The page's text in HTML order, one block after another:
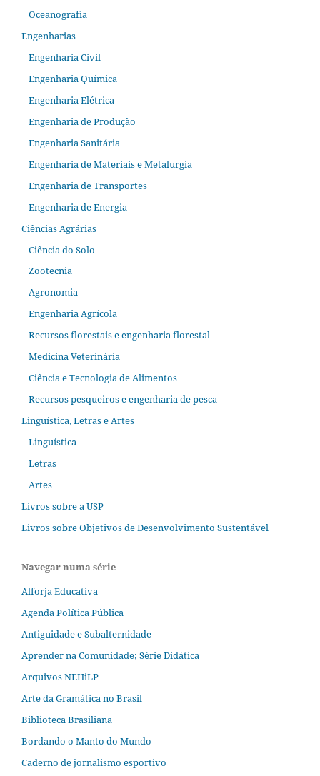
Oceanografia
Engenharias
Engenharia Civil
Engenharia Química
Engenharia Elétrica
Engenharia de Produção
Engenharia Sanitária
Engenharia de Materiais e Metalurgia
Engenharia de Transportes
Engenharia de Energia
Ciências Agrárias
Ciência do Solo
Zootecnia
Agronomia
Engenharia Agrícola
Recursos florestais e engenharia florestal
Medicina Veterinária
Ciência e Tecnologia de Alimentos
Recursos pesqueiros e engenharia de pesca
Linguística, Letras e Artes
Linguística
Letras
Artes
Livros sobre a USP
Livros sobre Objetivos de Desenvolvimento Sustentável
Navegar numa série
Alforja Educativa
Agenda Política Pública
Antiguidade e Subalternidade
Aprender na Comunidade; Série Didática
Arquivos NEHiLP
Arte da Gramática no Brasil
Biblioteca Brasiliana
Bordando o Manto do Mundo
Caderno de jornalismo esportivo